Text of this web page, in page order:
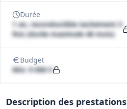
Durée
1 an, reconductible tacitement 3
fois (durée maximale 48 mois)
Budget
Min: 9 000 €
Description des prestations